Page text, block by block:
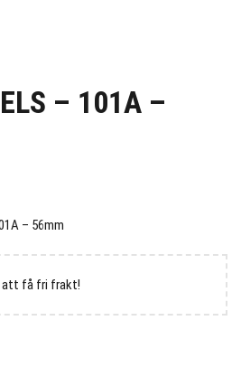
– 101A –
– 56mm
få fri frakt!